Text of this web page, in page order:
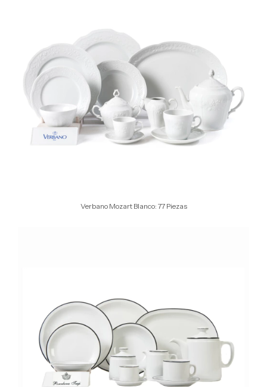
Verbano Mozart Blanco: 77 Piezas